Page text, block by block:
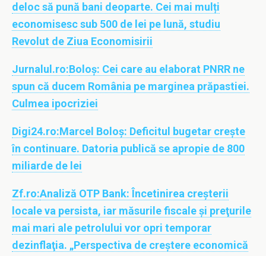
deloc să pună bani deoparte. Cei mai mulți
economisesc sub 500 de lei pe lună, studiu
Revolut de Ziua Economisirii
Jurnalul.ro:Boloș: Cei care au elaborat PNRR ne
spun că ducem România pe marginea prăpastiei.
Culmea ipocriziei
Digi24.ro:Marcel Boloș: Deficitul bugetar crește
în continuare. Datoria publică se apropie de 800
miliarde de lei
Zf.ro:Analiză OTP Bank: Încetinirea creşterii
locale va persista, iar măsurile fiscale şi preţurile
mai mari ale petrolului vor opri temporar
dezinflaţia. „Perspectiva de creştere economică